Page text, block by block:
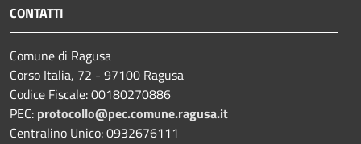
CONTATTI
Comune di Ragusa
Corso Italia, 72 - 97100 Ragusa
Codice Fiscale: 00180270886
PEC: protocollo@pec.comune.ragusa.it
Centralino Unico: 0932676111